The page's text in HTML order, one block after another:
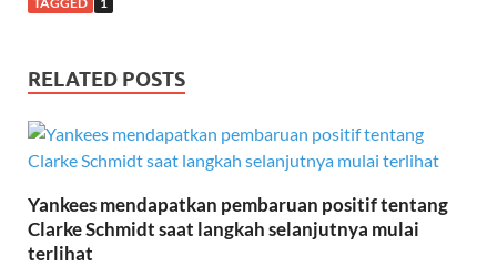
RELATED POSTS
Yankees mendapatkan pembaruan positif tentang
Clarke Schmidt saat langkah selanjutnya mulai
terlihat